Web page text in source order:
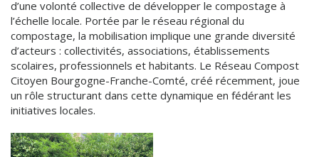
d’une volonté collective de développer le compostage à
l’échelle locale. Portée par le réseau régional du
compostage, la mobilisation implique une grande diversité
d’acteurs : collectivités, associations, établissements
scolaires, professionnels et habitants. Le Réseau Compost
Citoyen Bourgogne-Franche-Comté, créé récemment, joue
un rôle structurant dans cette dynamique en fédérant les
initiatives locales.